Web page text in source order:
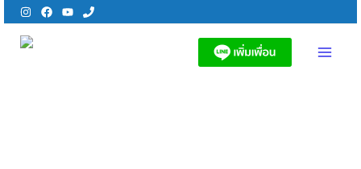
content